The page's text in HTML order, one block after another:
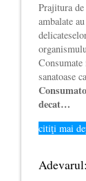
Prajitura
ambalate
sanatoase
decat…
citiţi mai